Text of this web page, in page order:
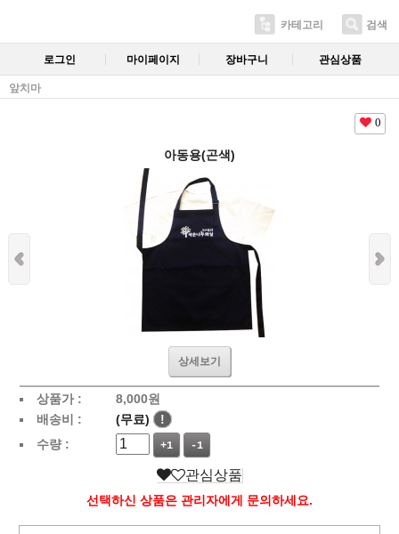
카테고리 검색
로그인 마이페이지 장바구니 관심상품
앞치마
0
아동용(곤색)
상세보기
상품가 : 8,000원
배송비 :
(무료)
!
수량 :
+1 -1
관심상품
선택하신 상품은 관리자에게 문의하세요.